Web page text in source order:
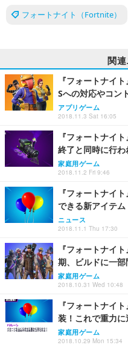
フォートナイト（Fortnite）
関連
『フォートナイ
Sへの対応やコン
アプリゲーム
2018.11.3 Sat 16:05
『フォートナイ
終了と同時に行
家庭用ゲーム
2018.11.2 Fri 9:46
『フォートナイ
できる新アイテ
ニュース
2018.11.1 Thu 17:30
『フォートナイ
期、ビルドに一部
家庭用ゲーム
2018.10.31 Wed 10:48
『フォートナイ
装！これで重力
家庭用ゲーム
2018.10.29 Mon 15:34